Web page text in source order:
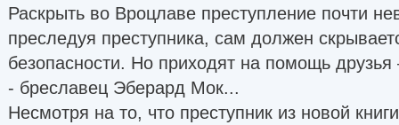
Раскрыть во Вроцлаве преступление почти
преследуя преступника, сам должен
безопасности. Но приходят на помощь
- бреславец Эберард Мок...
Несмотря на то, что преступник из новой